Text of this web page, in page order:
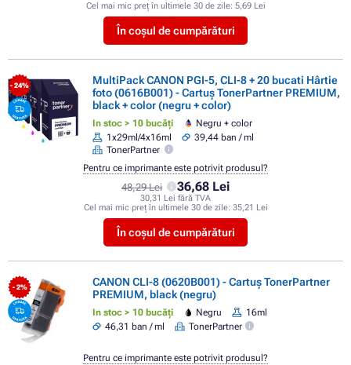
Cel mai mic preț în ultimele 30 de zile: 5,69 Lei
În coșul de cumpărături
- 24%
MultiPack CANON PGI-5, CLI-8 + 20 bucati Hârtie
foto (0616B001) - Cartuș TonerPartner PREMIUM,
black + color (negru + color)
In stoc > 10 bucăți
Negru + color
1x29ml/4x16ml
39,44 ban / ml
TonerPartner
48,29 Lei 36,68 Lei
30,31 Lei fără TVA
Cel mai mic preț în ultimele 30 de zile: 35,21 Lei
În coșul de cumpărături
Pentru ce imprimante este potrivit produsul?
- 2%
CANON CLI-8 (0620B001) - Cartuș TonerPartner
PREMIUM, black (negru)
In stoc > 10 bucăți Negru
16ml
46,31 ban / ml
TonerPartner
Pentru ce imprimante este potrivit produsul?